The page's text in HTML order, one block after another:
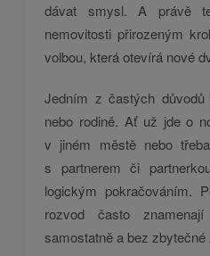
dávat smysl. A právě
nemovitosti přirozeným
volbou, která otevírá nové
Jedním z častých
nebo rodině. Ať už jde o
v jiném městě nebo
s partnerem či
logickým pokračováním.
rozvod často
samostatně a bez zbytečné